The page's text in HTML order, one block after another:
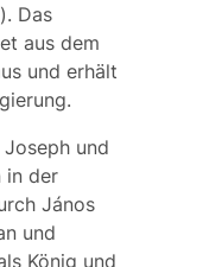
Das
aus dem
und erhält
Joseph und
in der
János
und
König und